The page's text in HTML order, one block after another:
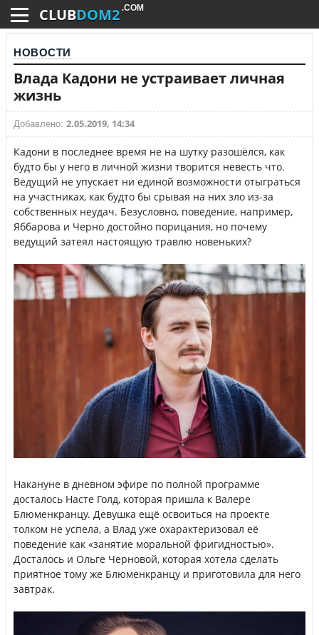
CLUBDOM2 .COM
НОВОСТИ
Влада Кадони не устраивает личная
жизнь
Добавлено: 2.05.2019, 14:34
Кадони в последнее время не на шутку разошёлся, как
будто бы у него в личной жизни творится невесть что.
Ведущий не упускает ни единой возможности отыграться
на участниках, как будто бы срывая на них зло из-за
собственных неудач. Безусловно, поведение, например,
Яббарова и Черно достойно порицания, но почему
ведущий затеял настоящую травлю новеньких?
Накануне в дневном эфире по полной программе
досталось Насте Голд, которая пришла к Валере
Блюменкранцу. Девушка ещё освоиться на проекте
толком не успела, а Влад уже охарактеризовал её
поведение как «занятие моральной фригидностью».
Досталось и Ольге Черновой, которая хотела сделать
приятное тому же Блюменкранцу и приготовила для него
завтрак.